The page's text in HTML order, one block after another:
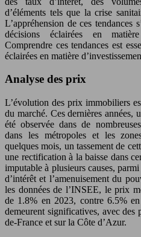
d’éléments tels que la crise
L’appréhension de ces tendances
décisions éclairées en matière
Comprendre ces tendances est
éclairées en matière
Analyse des prix
L’évolution des prix immobiliers
du marché. Ces dernières années,
été observée dans de
dans les métropoles et les
quelques mois, un tassement de
une rectification à la baisse dans
imputable à plusieurs causes,
d’intérêt et l’amenuisement du
les données de l’INSEE, le prix
de 1.8% en 2023, contre 6.5%
demeurent significatives, avec
de-France et sur la Côte d’Azur.